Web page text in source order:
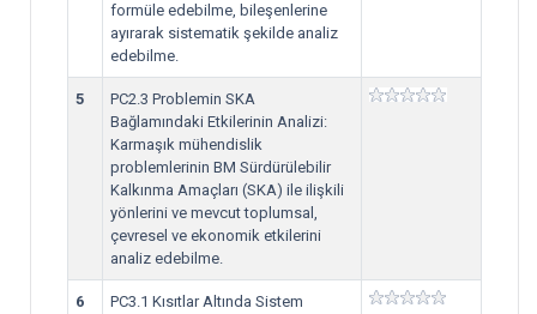
formüle edebilme, bileşenlerine
ayırarak sistematik şekilde analiz
edebilme.
5
PC2.3 Problemin SKA
Bağlamındaki Etkilerinin Analizi:
Karmaşık mühendislik
problemlerinin BM Sürdürülebilir
Kalkınma Amaçları (SKA) ile ilişkili
yönlerini ve mevcut toplumsal,
çevresel ve ekonomik etkilerini
analiz edebilme.
6
PC3.1 Kısıtlar Altında Sistem